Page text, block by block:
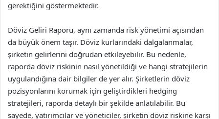
gerektiğini göstermektedir.
Döviz Geliri Raporu, aynı zamanda risk yönetimi açısından
da büyük önem taşır. Döviz kurlarındaki dalgalanmalar,
şirketin gelirlerini doğrudan etkileyebilir. Bu nedenle,
raporda döviz riskinin nasıl yönetildiği ve hangi stratejilerin
uygulandığına dair bilgiler de yer alır. Şirketlerin döviz
pozisyonlarını korumak için geliştirdikleri hedging
stratejileri, raporda detaylı bir şekilde anlatılabilir. Bu
sayede, yatırımcılar ve yöneticiler, şirketin döviz riskine karşı